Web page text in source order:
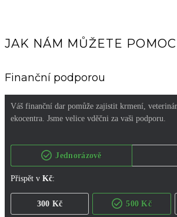
JAK NÁM MŮŽETE POMOCI
Finanční podporou